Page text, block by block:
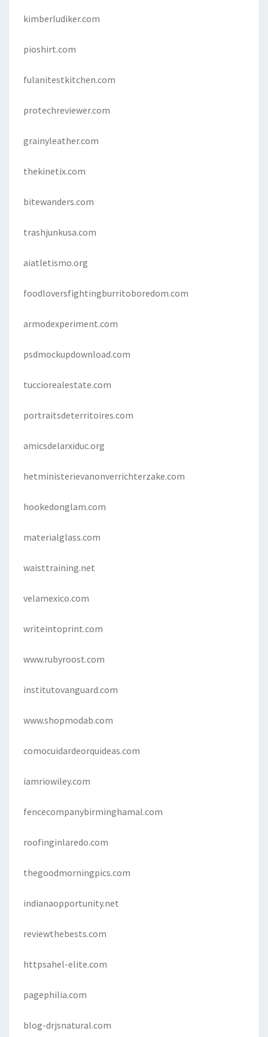
kimberludiker.com
pioshirt.com
fulanitestkitchen.com
protechreviewer.com
grainyleather.com
thekinetix.com
bitewanders.com
trashjunkusa.com
aiatletismo.org
foodloversfightingburritoboredom.com
armodexperiment.com
psdmockupdownload.com
tucciorealestate.com
portraitsdeterritoires.com
amicsdelarxiduc.org
hetministerievanonverrichterzake.com
hookedonglam.com
materialglass.com
waisttraining.net
velamexico.com
writeintoprint.com
www.rubyroost.com
institutovanguard.com
www.shopmodab.com
comocuidardeorquideas.com
iamriowiley.com
fencecompanybirminghamal.com
roofinginlaredo.com
thegoodmorningpics.com
indianaopportunity.net
reviewthebests.com
httpsahel-elite.com
pagephilia.com
blog-drjsnatural.com